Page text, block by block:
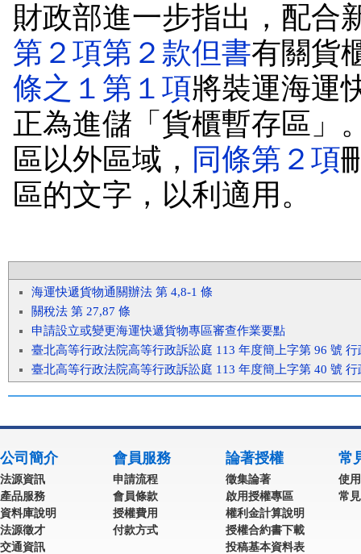
財政部進一步指出，配合
第２項第２款但書有關貨
條之１第１項將裝運海運
正為進儲「貨櫃暫存區」
區以外區域， 同條第２項
區的文字，以利適用。
海運快遞貨物通關辦法 第 4,8-1 條
關稅法 第 27,87 條
申請設立或變更海運快遞貨物專區審查作業要點
臺北高等行政法院高等行政訴訟庭 113 年度簡上字第 96 號 行
臺北高等行政法院高等行政訴訟庭 113 年度簡上字第 40 號 行
公司簡介
法源資訊
產品服務
資料庫說明
法源徵才
交通資訊
會員服務
申請流程
會員條款
授權費用
付款方式
論著授權
徵集論著
啟用授權專區
權利金計算說明
授權合約書下載
投稿基本資料表
常
使
常